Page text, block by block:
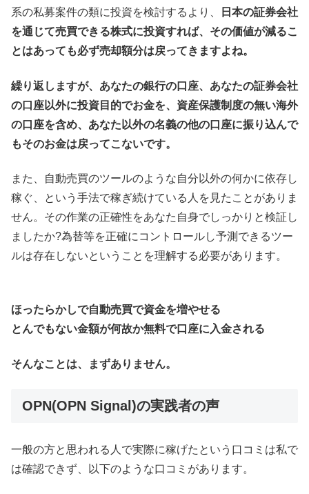
系の私募案件の類に投資を検討するより、
日本の証券会社
を通じて売買できる株式に投資すれば、その価値が減るこ
とはあっても必ず売却額分は戻ってきますよね。
繰り返しますが、あなたの銀行の口座、あなたの証券会社
の口座以外に投資目的でお金を、資産保護制度の無い海外
の口座を含め、あなた以外の名義の他の口座に振り込んで
もそのお金は戻ってこないです。
また、自動売買のツールのような自分以外の何かに依存し
稼ぐ、という手法で稼ぎ続けている人を見たことがありま
せん。その作業の正確性をあなた自身でしっかりと検証し
ましたか?為替等を正確にコントロールし予測できるツー
ルは存在しないということを理解する必要があります。
ほったらかしで自動売買で資金を増やせる
とんでもない金額が何故か無料で口座に入金される
そんなことは、まずありません。
OPN(OPN Signal)の実践者の声
一般の方と思われる人で実際に稼げたという口コミは私で
は確認できず、以下のような口コミがあります。